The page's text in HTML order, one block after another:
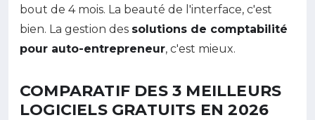
bout de 4 mois. La beauté de l'interface, c'est
bien. La gestion des solutions de comptabilité
pour auto-entrepreneur, c'est mieux.
COMPARATIF DES 3 MEILLEURS
LOGICIELS GRATUITS EN 2026